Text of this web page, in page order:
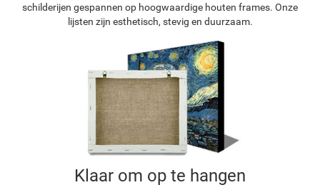
schilderijen gespannen op hoogwaardige houten frames. Onze
lijsten zijn esthetisch, stevig en duurzaam.
Klaar om op te hangen